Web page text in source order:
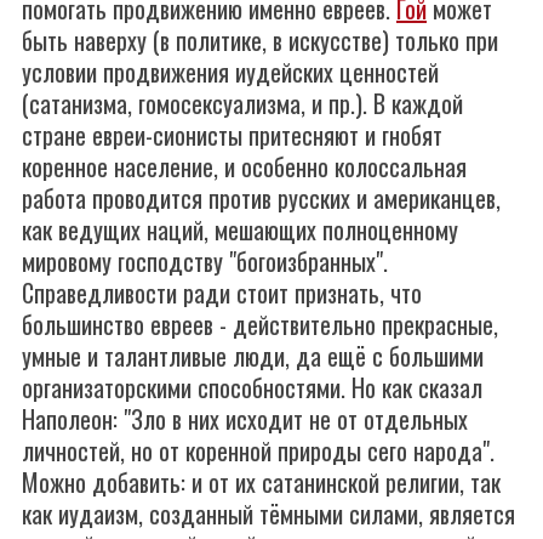
помогать продвижению именно евреев. Гой может
быть наверху (в политике, в искусстве) только при
условии продвижения иудейских ценностей
(сатанизма, гомосексуализма, и пр.). В каждой
стране евреи-сионисты притесняют и гнобят
коренное население, и особенно колоссальная
работа проводится против русских и американцев,
как ведущих наций, мешающих полноценному
мировому господству "богоизбранных".
Справедливости ради стоит признать, что
большинство евреев - действительно прекрасные,
умные и талантливые люди, да ещё с большими
организаторскими способностями. Но как сказал
Наполеон: "Зло в них исходит не от отдельных
личностей, но от коренной природы сего народа".
Можно добавить: и от их сатанинской религии, так
как иудаизм, созданный тёмными силами, является